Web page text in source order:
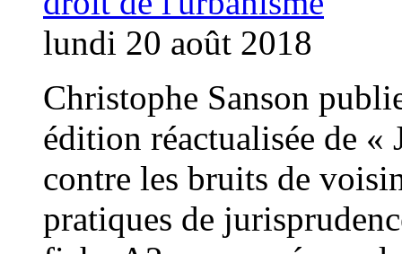
lundi 20 août 2018
Christophe Sanson
édition réactualisée de
contre les bruits de
pratiques de